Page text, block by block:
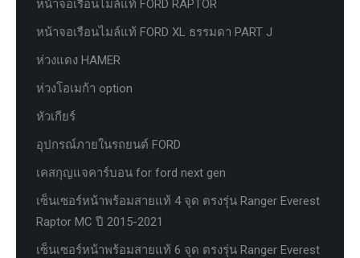
หน้าจอเรือนไมล์แท้ FORD RAPTOR
หน้าจอเรือนไมล์แท้ FORD XL ธรรมดา PART J
ห่วงแดง HAMER
ห่วงโอเมก้า option
หัวเกียร์
อุปกรณ์ภายในรถยนต์ FORD
เคสกุญแจคาร์บอน for ford next gen
เซ็นเซอร์หน้าพร้อมสายแท้ 4 จุด ตรงรุ่น Ranger Everest
Raptor MC ปี 2015-2021
เซ็นเซอร์หน้าพร้อมสายแท้ 6 จุด ตรงรุ่น Ranger Everest